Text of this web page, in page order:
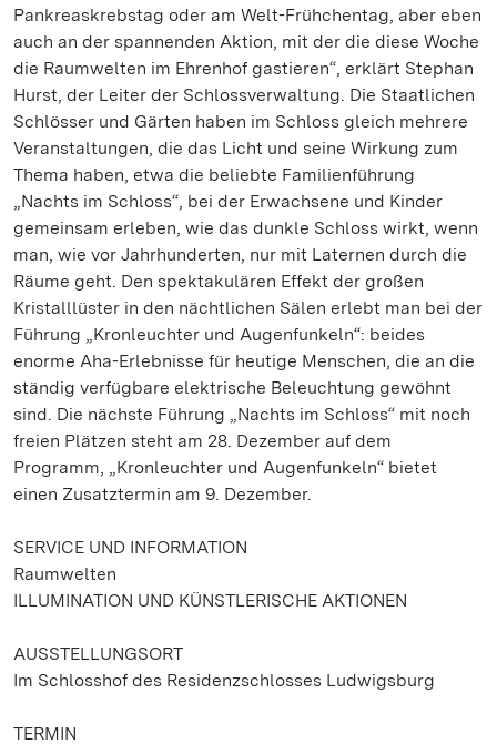
Pankreaskrebstag oder am Welt-Frühchentag, aber eben
auch an der spannenden Aktion, mit der die diese Woche
die Raumwelten im Ehrenhof gastieren“, erklärt Stephan
Hurst, der Leiter der Schlossverwaltung. Die Staatlichen
Schlösser und Gärten haben im Schloss gleich mehrere
Veranstaltungen, die das Licht und seine Wirkung zum
Thema haben, etwa die beliebte Familienführung
„Nachts im Schloss“, bei der Erwachsene und Kinder
gemeinsam erleben, wie das dunkle Schloss wirkt, wenn
man, wie vor Jahrhunderten, nur mit Laternen durch die
Räume geht. Den spektakulären Effekt der großen
Kristalllüster in den nächtlichen Sälen erlebt man bei der
Führung „Kronleuchter und Augenfunkeln“: beides
enorme Aha-Erlebnisse für heutige Menschen, die an die
ständig verfügbare elektrische Beleuchtung gewöhnt
sind. Die nächste Führung „Nachts im Schloss“ mit noch
freien Plätzen steht am 28. Dezember auf dem
Programm, „Kronleuchter und Augenfunkeln“ bietet
einen Zusatztermin am 9. Dezember.
SERVICE UND INFORMATION
Raumwelten
ILLUMINATION UND KÜNSTLERISCHE AKTIONEN
AUSSTELLUNGSORT
Im Schlosshof des Residenzschlosses Ludwigsburg
TERMIN